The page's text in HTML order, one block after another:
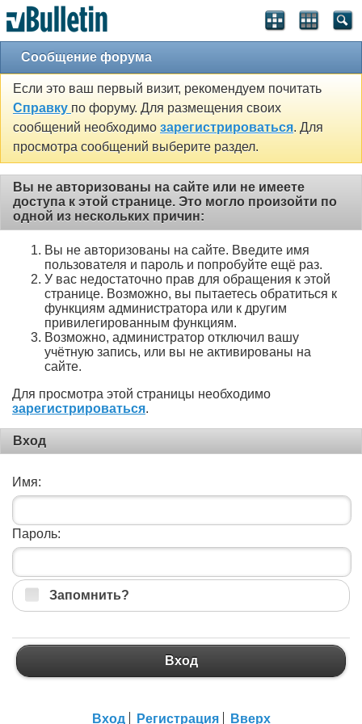
Сообщение форума
Если это ваш первый визит, рекомендуем почитать
Справку по форуму. Для размещения своих
сообщений необходимо зарегистрироваться. Для
просмотра сообщений выберите раздел.
Вы не авторизованы на сайте или не имеете
доступа к этой странице. Это могло произойти по
одной из нескольких причин:
Вы не авторизованы на сайте. Введите имя
пользователя и пароль и попробуйте ещё раз.
У вас недостаточно прав для обращения к этой
странице. Возможно, вы пытаетесь обратиться к
функциям администратора или к другим
привилегированным функциям.
Возможно, администратор отключил вашу
учётную запись, или вы не активированы на
сайте.
Для просмотра этой страницы необходимо
зарегистрироваться.
Вход
Имя:
Пароль:
Запомнить?
Вход
Вход Регистрация Вверх